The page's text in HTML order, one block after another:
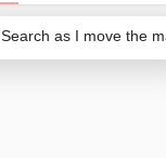
Search as I move the